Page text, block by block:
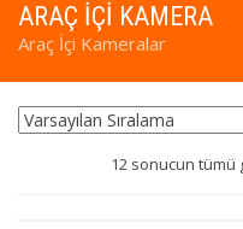
ARAÇ İÇI KAMERA
Araç İçi Kameralar
12 sonucun tümü